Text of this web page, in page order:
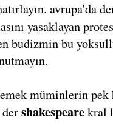
avrupa'da
yasaklayan
budizmin bu
müminlerin pek
shakespearekral